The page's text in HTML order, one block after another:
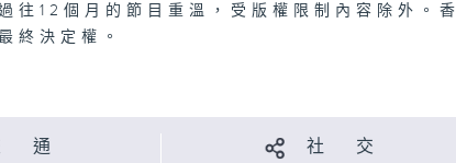
往12個月的節目重溫，受版權限制內容除外。香
終決定權。
通 社 交